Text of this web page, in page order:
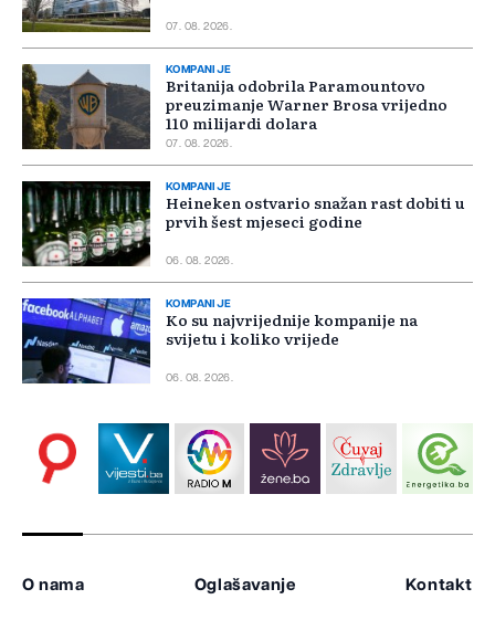
07. 08. 2026.
KOMPANIJE
Britanija odobrila Paramountovo
preuzimanje Warner Brosa vrijedno
110 milijardi dolara
07. 08. 2026.
KOMPANIJE
Heineken ostvario snažan rast dobiti u
prvih šest mjeseci godine
06. 08. 2026.
KOMPANIJE
Ko su najvrijednije kompanije na
svijetu i koliko vrijede
06. 08. 2026.
O nama Oglašavanje Kontakt